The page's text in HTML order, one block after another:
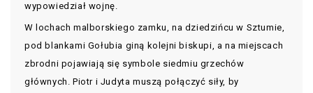
wypowiedział wojnę.
W lochach malborskiego zamku, na dziedzińcu w Sztumie,
pod blankami Gołubia giną kolejni biskupi, a na miejscach
zbrodni pojawiają się symbole siedmiu grzechów
głównych. Piotr i Judyta muszą połączyć siły, by